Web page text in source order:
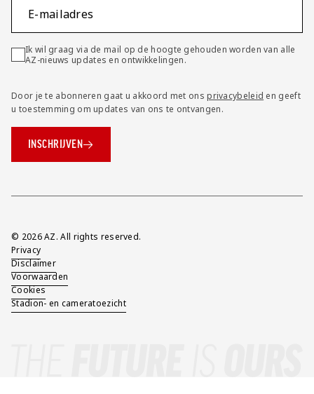
E-mailadres
Ik wil graag via de mail op de hoogte gehouden worden van alle
AZ-nieuws updates en ontwikkelingen.
Door je te abonneren gaat u akkoord met onsprivacybeleid en geeft
u toestemming om updates van ons te ontvangen.
INSCHRIJVEN
Overig
© 2026 AZ. All rights reserved.
Privacy
Disclaimer
Voorwaarden
Cookies
Stadion- en cameratoezicht